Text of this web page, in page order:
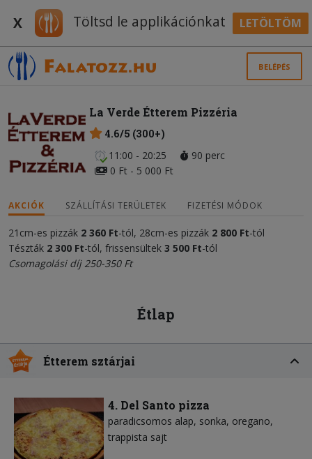
X Töltsd le applikációnkat LETÖLTÖM
BELÉPÉS
La Verde Étterem Pizzéria
4.6/5 (300+)
11:00 - 20:25
90 perc
0 Ft - 5 000 Ft
AKCIÓK SZÁLLÍTÁSI TERÜLETEK FIZETÉSI MÓDOK
21cm-es pizzák 2 360 Ft-tól, 28cm-es pizzák 2 800 Ft-tól
Tészták 2 300 Ft-tól, frissensültek 3 500 Ft-tól
Csomagolási díj 250-350 Ft
Étlap
Étterem sztárjai
4. Del Santo pizza
paradicsomos alap sonka oregano
trappista sajt